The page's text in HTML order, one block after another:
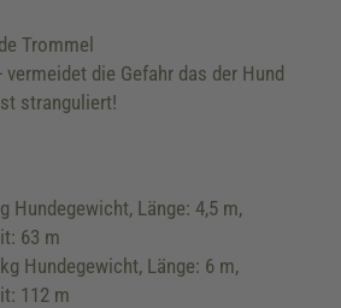
Trommel
die Gefahr das der Hund
stranguliert!
Hundegewicht, Länge: 4,5 m,
63 m
Hundegewicht, Länge: 6 m,
112 m